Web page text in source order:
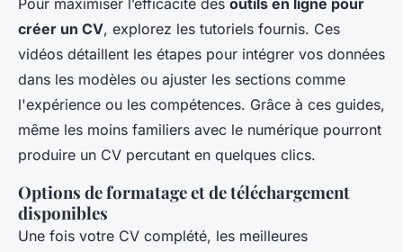
Pour maximiser l’efficacité des outils en ligne pour
créer un CV, explorez les tutoriels fournis. Ces
vidéos détaillent les étapes pour intégrer vos données
dans les modèles ou ajuster les sections comme
l'expérience ou les compétences. Grâce à ces guides,
même les moins familiers avec le numérique pourront
produire un CV percutant en quelques clics.
Options de formatage et de téléchargement
disponibles
Une fois votre CV complété, les meilleures